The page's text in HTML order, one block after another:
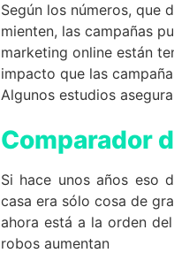
Según los números, que
mienten, las campañas
marketing online están
impacto que las
Algunos estudios
Comparador
Si hace unos años eso
casa era sólo cosa de
ahora está a la orden
robos aumentan